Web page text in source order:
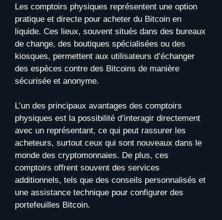
Les comptoirs physiques représentent une option
pratique et directe pour acheter du Bitcoin en
liquide. Ces lieux, souvent situés dans des bureaux
de change, des boutiques spécialisées ou des
kiosques, permettent aux utilisateurs d’échanger
des espèces contre des Bitcoins de manière
sécurisée et anonyme.
L’un des principaux avantages des comptoirs
physiques est la possibilité d’interagir directement
avec un représentant, ce qui peut rassurer les
acheteurs, surtout ceux qui sont nouveaux dans le
monde des cryptomonnaies. De plus, ces
comptoirs offrent souvent des services
additionnels, tels que des conseils personnalisés et
une assistance technique pour configurer des
portefeuilles Bitcoin.